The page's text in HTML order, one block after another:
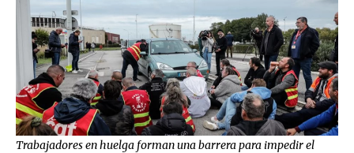
Trabajadores en huelga forman una barrera para impedir el